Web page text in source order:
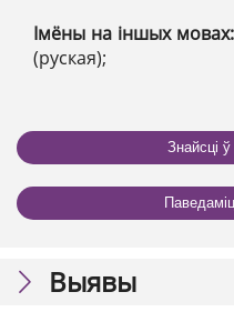
Імёны на іншых мовах:
(руская);
Знайсці
Выявы